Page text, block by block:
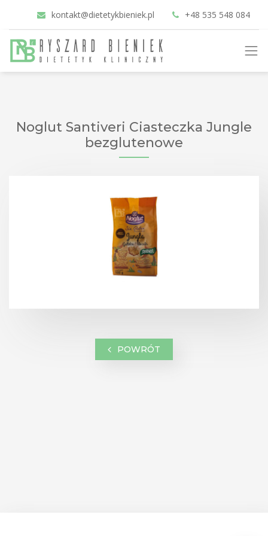
kontakt@dietetykbieniek.pl +48 535 548 084
Noglut Santiveri Ciasteczka Jungle
bezglutenowe
POWRÓT